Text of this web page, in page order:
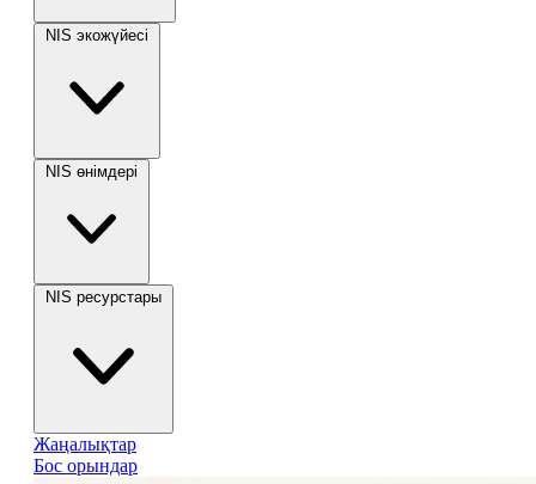
NIS экожүйесі
NIS өнімдері
NIS ресурстары
Жаңалықтар
Бос орындар